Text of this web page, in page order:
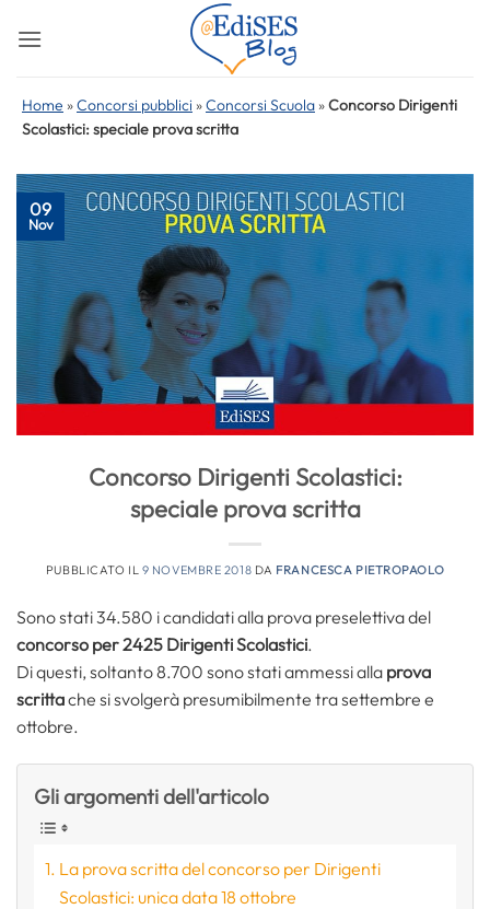
Home »Concorsi pubblici »Concorsi Scuola »Concorso Dirigenti
Scolastici: speciale prova scritta
09
Nov
Concorso Dirigenti Scolastici:
speciale prova scritta
PUBBLICATO IL 9 NOVEMBRE 2018 DA FRANCESCA PIETROPAOLO
Sono stati 34.580 i candidati alla prova preselettiva del
concorso per 2425 Dirigenti Scolastici.
Di questi, soltanto 8.700 sono stati ammessi alla prova
scrittache si svolgerà presumibilmente tra settembre e
ottobre.
Gli argomenti dell'articolo
La prova scritta del concorso per Dirigenti
Scolastici: unica data 18 ottobre